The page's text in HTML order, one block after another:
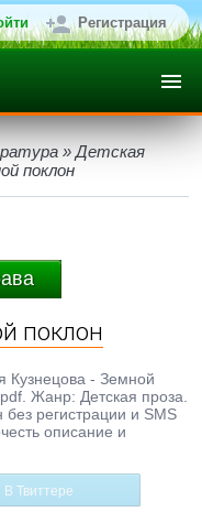
Регистрация
» Детская
поклон
поклон
Кузнецова - Земной
Жанр: Детская проза.
регистрации и SMS
описание и
В Твиттере